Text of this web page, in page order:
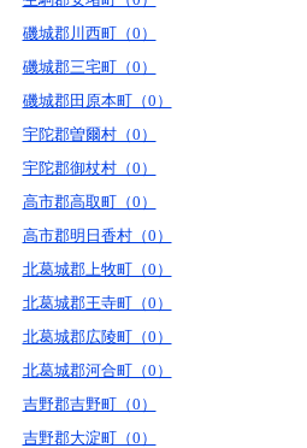
磯城郡川西町（0）
磯城郡三宅町（0）
磯城郡田原本町（0）
宇陀郡曽爾村（0）
宇陀郡御杖村（0）
高市郡高取町（0）
高市郡明日香村（0）
北葛城郡上牧町（0）
北葛城郡王寺町（0）
北葛城郡広陵町（0）
北葛城郡河合町（0）
吉野郡吉野町（0）
吉野郡大淀町（0）